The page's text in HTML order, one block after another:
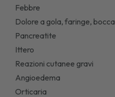
Febbre
Dolore a gola, faringe, bocca
Pancreatite
Ittero
Reazioni cutanee gravi
Angioedema
Orticaria